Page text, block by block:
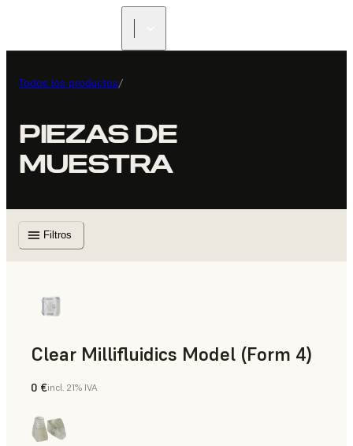
Todos los productos/
PIEZAS DE
MUESTRA
Filtros
Clear Millifluidics Model (Form 4)
Estándar
0 €incl. 21% IVA